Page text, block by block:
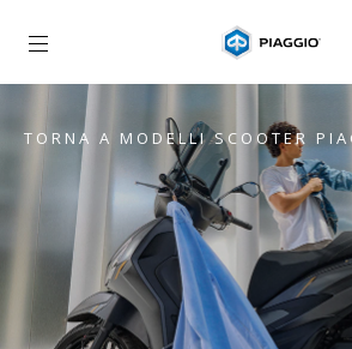
Vai al
TORNA A MODELLI SCOOTER